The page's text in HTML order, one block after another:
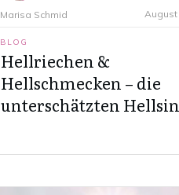
Marisa Schmid August
BLOG
Hellriechen &
Hellschmecken – die
unterschätzten